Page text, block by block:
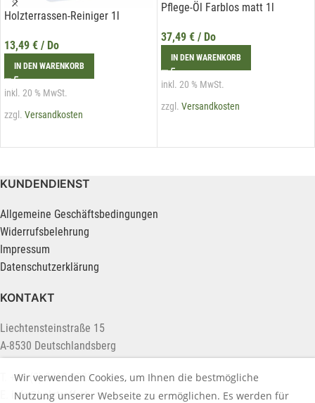
Holzterrassen-Reiniger 1l
13,49 € / Do
IN DEN WARENKORB
inkl. 20 % MwSt.
zzgl. Versandkosten
Pflege-Öl Farblos matt 1l
37,49 € / Do
IN DEN WARENKORB
inkl. 20 % MwSt.
zzgl. Versandkosten
KUNDENDIENST
Allgemeine Geschäftsbedingungen
Widerrufsbelehrung
Impressum
Datenschutzerklärung
KONTAKT
Liechtensteinstraße 15
A-8530 Deutschlandsberg
T. +43 (0) 3462 2222
info@holztreff.at
Wir verwenden Cookies, um Ihnen die bestmögliche
Nutzung unserer Webseite zu ermöglichen. Es werden für